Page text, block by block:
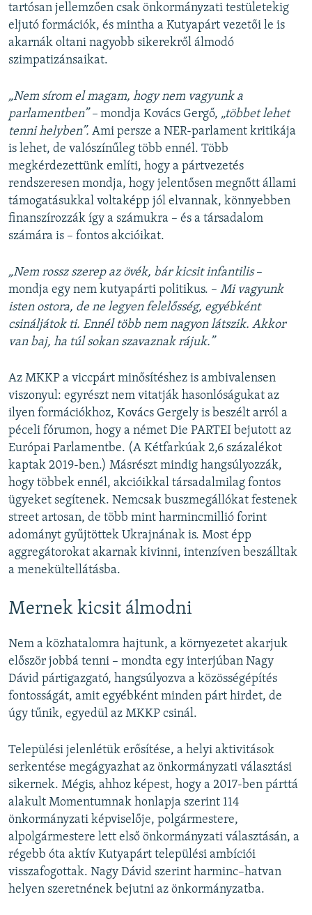
tartósan jellemzően csak önkormányzati testületekig
eljutó formációk, és mintha a Kutyapárt vezetői le is
akarnák oltani nagyobb sikerekről álmodó
szimpatizánsaikat.
„Nem sírom el magam, hogy nem vagyunk a
parlamentben” – mondja Kovács Gergő, „többet lehet
tenni helyben”. Ami persze a NER-parlament kritikája
is lehet, de valószínűleg több ennél. Több
megkérdezettünk említi, hogy a pártvezetés
rendszeresen mondja, hogy jelentősen megnőtt állami
támogatásukkal voltaképp jól elvannak, könnyebben
finanszírozzák így a számukra – és a társadalom
számára is – fontos akcióikat.
„Nem rossz szerep az övék, bár kicsit infantilis–
mondja egy nem kutyapárti politikus. – Mi vagyunk
isten ostora, de ne legyen felelősség, egyébként
csináljátok ti. Ennél több nem nagyon látszik. Akkor
van baj, ha túl sokan szavaznak rájuk.”
Az MKKP a viccpárt minősítéshez is ambivalensen
viszonyul: egyrészt nem vitatják hasonlóságukat az
ilyen formációkhoz, Kovács Gergely is beszélt arról a
péceli fórumon, hogy a német Die PARTEI bejutott az
Európai Parlamentbe. (A Kétfarkúak 2,6 százalékot
kaptak 2019-ben.) Másrészt mindig hangsúlyozzák,
hogy többek ennél, akcióikkal társadalmilag fontos
ügyeket segítenek. Nemcsak buszmegállókat festenek
street artosan, de több mint harmincmillió forint
adományt gyűjtöttek Ukrajnának is. Most épp
aggregátorokat akarnak kivinni, intenzíven beszálltak
a menekültellátásba.
Mernek kicsit álmodni
Nem a közhatalomra hajtunk, a környezetet akarjuk
először jobbá tenni – mondta egy interjúban Nagy
Dávid pártigazgató, hangsúlyozva a közösségépítés
fontosságát, amit egyébként minden párt hirdet, de
úgy tűnik, egyedül az MKKP csinál.
Települési jelenlétük erősítése, a helyi aktivitások
serkentése megágyazhat az önkormányzati választási
sikernek. Mégis, ahhoz képest, hogy a 2017-ben párttá
alakult Momentumnak honlapja szerint 114
önkormányzati képviselője, polgármestere,
alpolgármestere lett első önkormányzati választásán, a
régebb óta aktív Kutyapárt települési ambíciói
visszafogottak. Nagy Dávid szerint harminc–hatvan
helyen szeretnének bejutni az önkormányzatba.